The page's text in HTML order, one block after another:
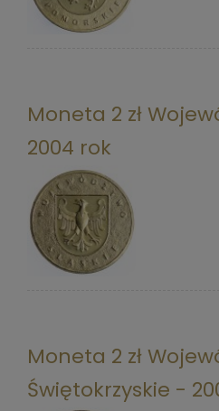
Moneta 2 zł
2004 rok
Moneta 2 zł
Świętokrzyskie -